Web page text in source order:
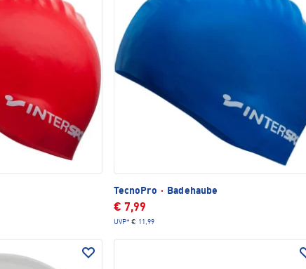
TecnoPro · Badehaube
€ 7,99
UVP* € 11,99